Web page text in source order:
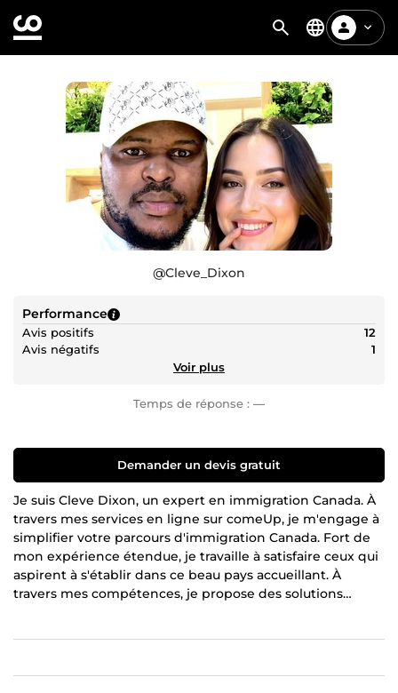
@Cleve_Dixon
Performance
Avis positifs
12
Avis négatifs
1
Voir plus
Temps de réponse : —
Demander un devis gratuit
Je suis Cleve Dixon, un expert en immigration Canada. À
travers mes services en ligne sur comeUp, je m'engage à
simplifier votre parcours d'immigration Canada. Fort de
mon expérience étendue, je travaille à satisfaire ceux qui
aspirent à s'établir dans ce beau pays accueillant. À
travers mes compétences, je propose des solutions